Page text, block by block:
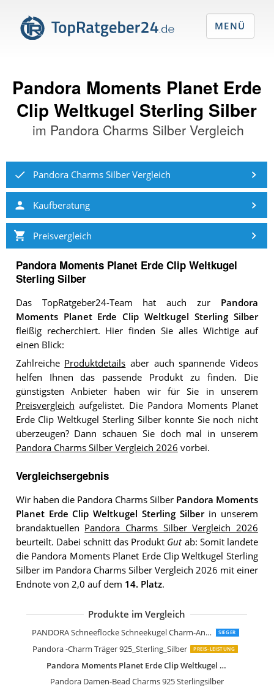
Pandora Moments Planet Erde
Clip Weltkugel Sterling Silber
im Pandora Charms Silber Vergleich
Pandora Charms Silber Vergleich
Kaufberatung
Preisvergleich
Pandora Moments Planet Erde Clip Weltkugel
Sterling Silber
Das TopRatgeber24-Team hat auch zur Pandora
Moments Planet Erde Clip Weltkugel Sterling Silber
fleißig recherchiert. Hier finden Sie alles Wichtige auf
einen Blick:
Zahlreiche Produktdetails aber auch spannende Videos
helfen Ihnen das passende Produkt zu finden. Die
günstigsten Anbieter haben wir für Sie in unserem
Preisvergleich aufgelistet. Die Pandora Moments Planet
Erde Clip Weltkugel Sterling Silber konnte Sie noch nicht
überzeugen? Dann schauen Sie doch mal in unserem
Pandora Charms Silber Vergleich 2026 vorbei.
Vergleichsergebnis
Wir haben die Pandora Charms Silber Pandora Moments
Planet Erde Clip Weltkugel Sterling Silberin unserem
brandaktuellen Pandora Charms Silber Vergleich 2026
beurteilt. Dabei schnitt das Produkt Gutab: Somit landete
die Pandora Moments Planet Erde Clip Weltkugel Sterling
Silber im Pandora Charms Silber Vergleich 2026 mit einer
Endnote von 2,0 auf dem 14. Platz.
Produkte im Vergleich
PANDORA Schneeflocke Schneekugel Charm-Anhänger aus Sterling Silber SIEGER
Pandora -Charm Träger 925_Sterling_Silber PREIS-LEISTUNG
Pandora Moments Planet Erde Clip Weltkugel Sterling Silber
Pandora Damen-Bead Charms 925 Sterlingsilber
PANDORA Charm "Engel der Liebe"
Pandora Sterling Silver Family Roots
Pandora Damen-Charm 925 Silber
Pandora -Charm Träger
Pandora -Bead Charms 925
Pandora Silber Clip Element
MENÜ